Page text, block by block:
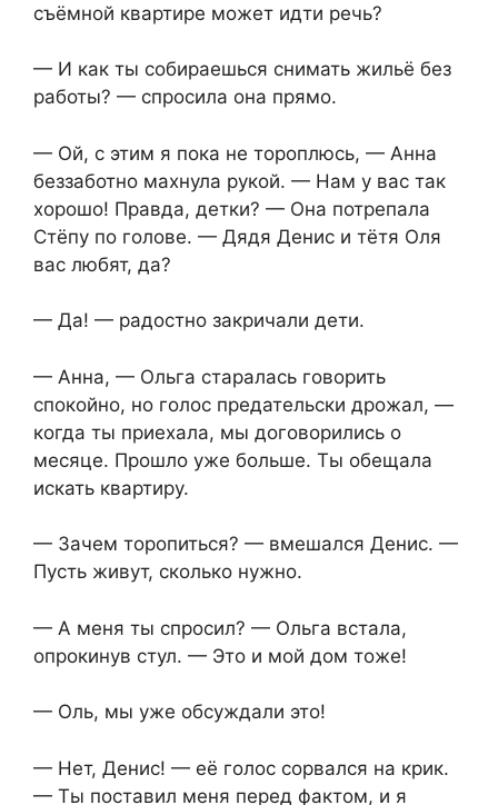
съёмной квартире может идти речь?
— И как ты собираешься снимать жильё без
работы? — спросила она прямо.
— Ой, с этим я пока не тороплюсь, — Анна
беззаботно махнула рукой. — Нам у вас так
хорошо! Правда, детки? — Она потрепала
Стёпу по голове. — Дядя Денис и тётя Оля
вас любят, да?
— Да! — радостно закричали дети.
— Анна, — Ольга старалась говорить
спокойно, но голос предательски дрожал, —
когда ты приехала, мы договорились о
месяце. Прошло уже больше. Ты обещала
искать квартиру.
— Зачем торопиться? — вмешался Денис. —
Пусть живут, сколько нужно.
— А меня ты спросил? — Ольга встала,
опрокинув стул. — Это и мой дом тоже!
— Оль, мы уже обсуждали это!
— Нет, Денис! — её голос сорвался на крик.
— Ты поставил меня перед фактом, и я